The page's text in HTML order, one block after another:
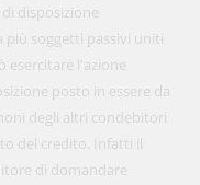
disposizione
più soggetti passivi uniti
esercitare l'azione
posto in essere da
degli altri condebitori
del credito. Infatti il
di domandare